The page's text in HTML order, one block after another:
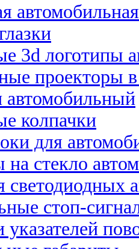
3d логотипы
проекторы
автомобильный
колпачки
для
на стекло
стоп-